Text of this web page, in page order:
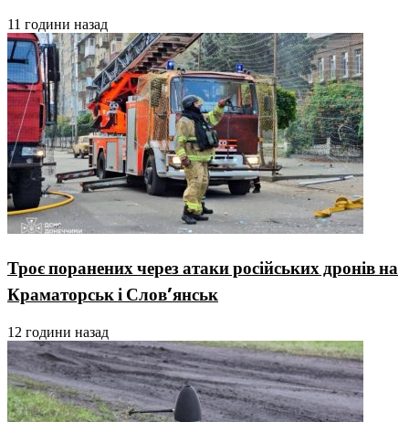
11 години назад
Троє поранених через атаки російських дронів на
Краматорськ і Слов’янськ
12 години назад